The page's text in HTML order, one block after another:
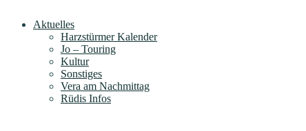
Aktuelles
Harzstürmer Kalender
Jo – Touring
Kultur
Sonstiges
Vera am Nachmittag
Rüdis Infos